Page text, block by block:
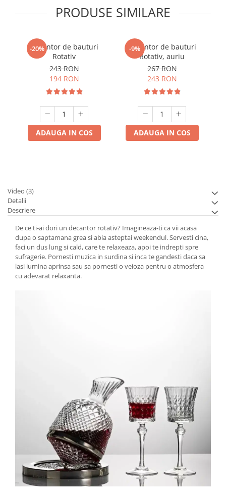
PRODUSE SIMILARE
-20%
Decantor de bauturi
Rotativ
243 RON
194 RON
ADAUGA IN COS
-9%
Decantor de bauturi
Rotativ, auriu
267 RON
243 RON
ADAUGA IN COS
Video (3)
Detalii
Descriere
De ce ti-ai dori un decantor rotativ? Imagineaza-ti ca vii acasa
dupa o saptamana grea si abia asteptai weekendul. Servesti cina,
faci un dus lung si cald, care te relaxeaza, apoi te indrepti spre
sufragerie. Pornesti muzica in surdina si inca te gandesti daca sa
lasi lumina aprinsa sau sa pornesti o veioza pentru o atmosfera
cu adevarat relaxanta.